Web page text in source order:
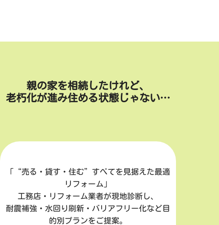
親の家を相続したけれど、
老朽化が進み住める状態じゃない…
「“売る・貸す・住む”すべてを見据えた最適
リフォーム」
工務店・リフォーム業者が現地診断し、
耐震補強・水回り刷新・バリアフリー化など目
的別プランをご提案。